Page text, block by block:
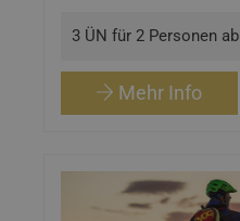
3 ÜN für 2 Personen ab
Mehr Info